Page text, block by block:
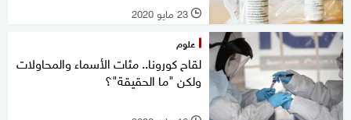
l 23 مايو 2020
علوم
لقاح كورونا.. مئات الأسماء والمحاولات
ولكن "ما الحقيقة"؟